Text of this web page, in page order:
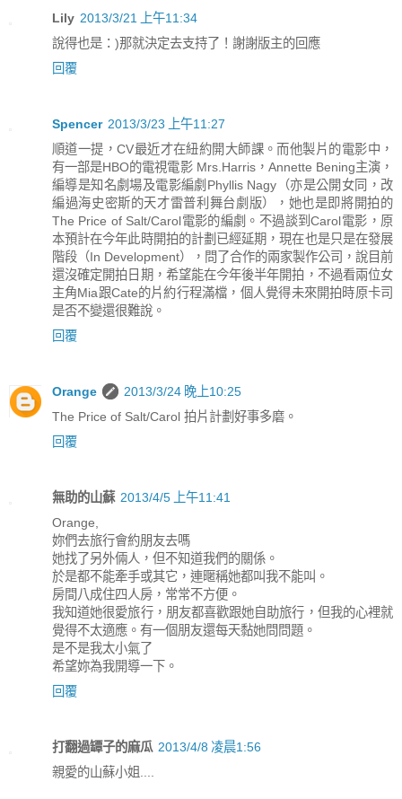
Lily 2013/3/21 上午11:34
說得也是：)那就決定去支持了！謝謝版主的回應
回覆
Spencer 2013/3/23 上午11:27
順道一提，CV最近才在紐約開大師課。而他製片的電影中，
有一部是HBO的電視電影 Mrs.Harris，Annette Bening主演，
編導是知名劇場及電影編劇Phyllis Nagy（亦是公開女同，改
編過海史密斯的天才雷普利舞台劇版），她也是即將開拍的
The Price of Salt/Carol電影的編劇。不過談到Carol電影，原
本預計在今年此時開拍的計劃已經延期，現在也是只是在發展
階段（In Development），問了合作的兩家製作公司，說目前
還沒確定開拍日期，希望能在今年後半年開拍，不過看兩位女
主角Mia跟Cate的片約行程滿檔，個人覺得未來開拍時原卡司
是否不變還很難說。
回覆
Orange
2013/3/24 晚上10:25
The Price of Salt/Carol 拍片計劃好事多磨。
回覆
無助的山蘇 2013/4/5 上午11:41
Orange,
妳們去旅行會約朋友去嗎
她找了另外倆人，但不知道我們的關係。
於是都不能牽手或其它，連暱稱她都叫我不能叫。
房間八成住四人房，常常不方便。
我知道她很愛旅行，朋友都喜歡跟她自助旅行，但我的心裡就
覺得不太適應。有一個朋友還每天黏她問問題。
是不是我太小氣了
希望妳為我開導一下。
回覆
打翻過罈子的麻瓜 2013/4/8 凌晨1:56
親愛的山蘇小姐....